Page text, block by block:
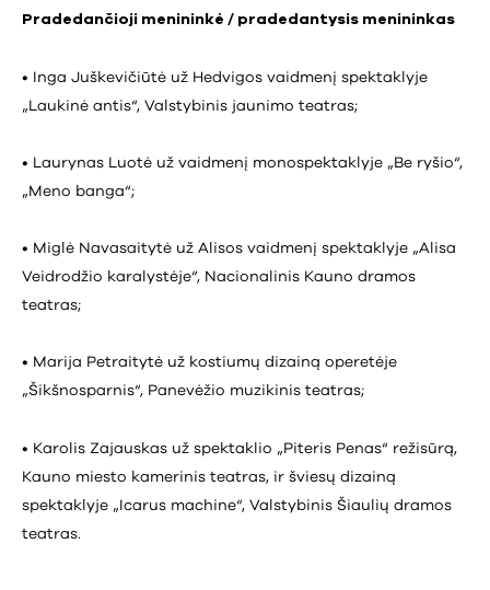
Pradedančioji menininkė / pradedantysis menininkas
• Inga Juškevičiūtė už Hedvigos vaidmenį spektaklyje
„Laukinė antis“, Valstybinis jaunimo teatras;
• Laurynas Luotė už vaidmenį monospektaklyje „Be ryšio“,
„Meno banga“;
• Miglė Navasaitytė už Alisos vaidmenį spektaklyje „Alisa
Veidrodžio karalystėje“, Nacionalinis Kauno dramos
teatras;
• Marija Petraitytė už kostiumų dizainą operetėje
„Šikšnosparnis“, Panevėžio muzikinis teatras;
• Karolis Zajauskas už spektaklio „Piteris Penas“ režisūrą,
Kauno miesto kamerinis teatras, ir šviesų dizainą
spektaklyje „Icarus machine“, Valstybinis Šiaulių dramos
teatras.